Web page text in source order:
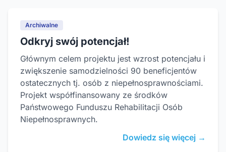
Archiwalne
Odkryj swój potencjał!
Głównym celem projektu jest wzrost potencjału i
zwiększenie samodzielności 90 beneficjentów
ostatecznych tj. osób z niepełnosprawnościami.
Projekt współfinansowany ze środków
Państwowego Funduszu Rehabilitacji Osób
Niepełnosprawnych.
Dowiedz się więcej →